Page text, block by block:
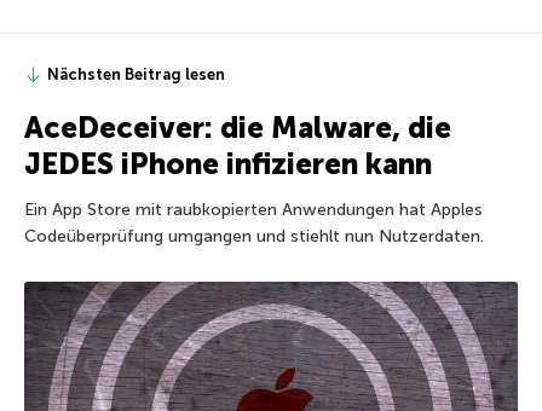
Nächsten Beitrag lesen
AceDeceiver: die Malware, die
JEDES iPhone infizieren kann
Ein App Store mit raubkopierten Anwendungen hat Apples
Codeüberprüfung umgangen und stiehlt nun Nutzerdaten.